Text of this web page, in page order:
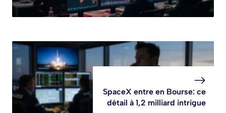
SpaceX entre en Bourse: ce
détail à 1,2 milliard intrigue